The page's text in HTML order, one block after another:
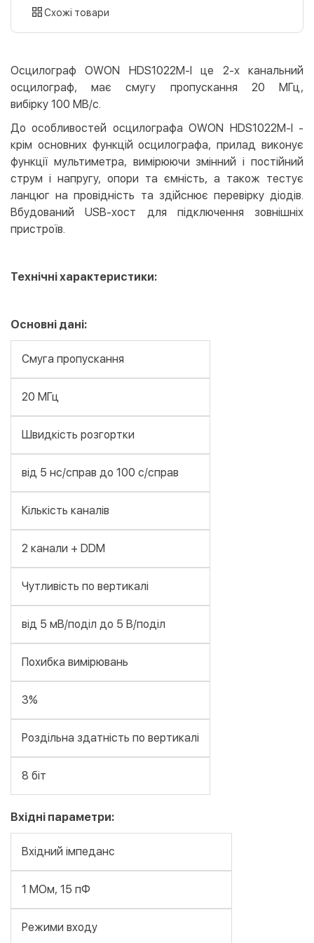
картою
LiqPay
Apple Pay
Безготівковий розрахунок
Оплата на карту юр.особи
Оплата на рахунок юр.особи
Безкоштовно
Кредит
Миттєва розстрочка (Приватбанк)
Покупка частинами (Монобанк)
Схожі товари
Осцилограф OWON HDS1022M-I це 2-х канальний
осцилограф, має смугу пропускання 20 МГц,
вибірку 100 МВ/с.
До особливостей осцилографа OWON HDS1022M-I -
крім основних функцій осцилографа, прилад виконує
функції мультиметра, вимірюючи змінний і постійний
струм і напругу, опори та ємність, а також тестує
ланцюг на провідність та здійснює перевірку діодів.
Вбудований USB-хост для підключення зовнішніх
пристроїв.
Технічні характеристики:
Основні дані:
Смуга пропускання
20 МГц
Швидкість розгортки
від 5 нс/справ до 100 с/справ
Кількість каналів
2 канали + DDM
Чутливість по вертикалі
від 5 мВ/поділ до 5 В/поділ
Похибка вимірювань
3%
Роздільна здатність по вертикалі
8 біт
Вхідні параметри:
Вхідний імпеданс
1 МОм, 15 пФ
Режими входу